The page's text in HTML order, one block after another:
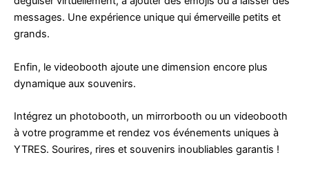
messages. Une expérience unique qui émerveille petits et
grands.
Enfin, le videobooth ajoute une dimension encore plus
dynamique aux souvenirs.
Intégrez un photobooth, un mirrorbooth ou un videobooth
à votre programme et rendez vos événements uniques à
YTRES. Sourires, rires et souvenirs inoubliables garantis !